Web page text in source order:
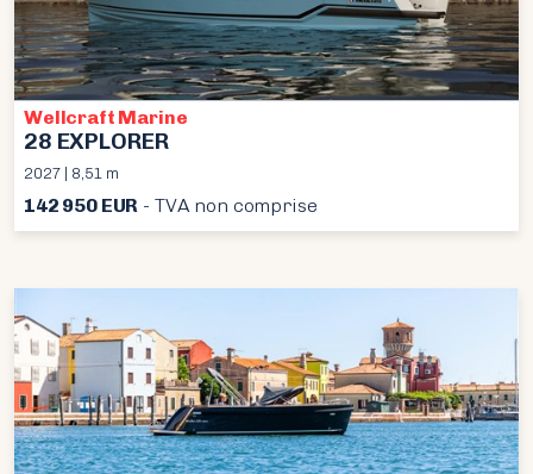
Wellcraft Marine
28 EXPLORER
2027 | 8,51 m
142 950 EUR - TVA non comprise